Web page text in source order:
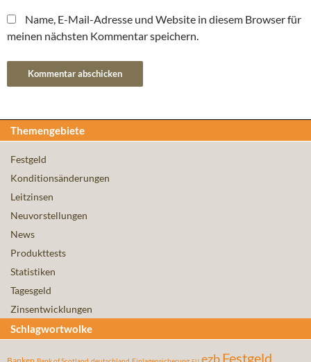
Name, E-Mail-Adresse und Website in diesem Browser für
meinen nächsten Kommentar speichern.
Themengebiete
Festgeld
Konditionsänderungen
Leitzinsen
Neuvorstellungen
News
Produkttests
Statistiken
Tagesgeld
Zinsentwicklungen
Schlagwortwolke
ezbFestgeld